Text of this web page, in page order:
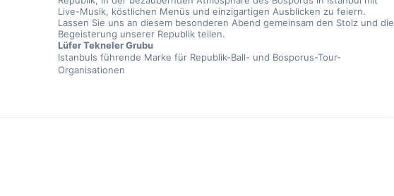
Live-Musik, köstlichen Menüs und einzigartigen Ausblicken zu feiern.
Lassen Sie uns an diesem besonderen Abend gemeinsam den Stolz und die
Begeisterung unserer Republik teilen.
Lüfer Tekneler Grubu
Istanbuls führende Marke für Republik-Ball- und Bosporus-Tour-
Organisationen